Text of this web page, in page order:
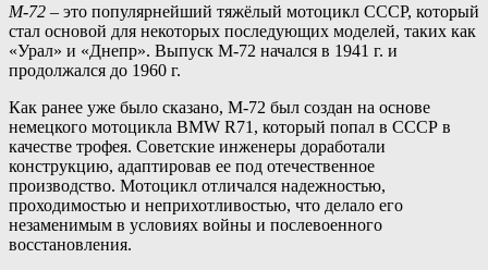
М-72 – это популярнейший тяжёлый мотоцикл СССР, который
стал основой для некоторых последующих моделей, таких как
«Урал» и «Днепр». Выпуск М-72 начался в 1941 г. и
продолжался до 1960 г.
Как ранее уже было сказано, М-72 был создан на основе
немецкого мотоцикла BMW R71, который попал в СССР в
качестве трофея. Советские инженеры доработали
конструкцию, адаптировав ее под отечественное
производство. Мотоцикл отличался надежностью,
проходимостью и неприхотливостью, что делало его
незаменимым в условиях войны и послевоенного
восстановления.